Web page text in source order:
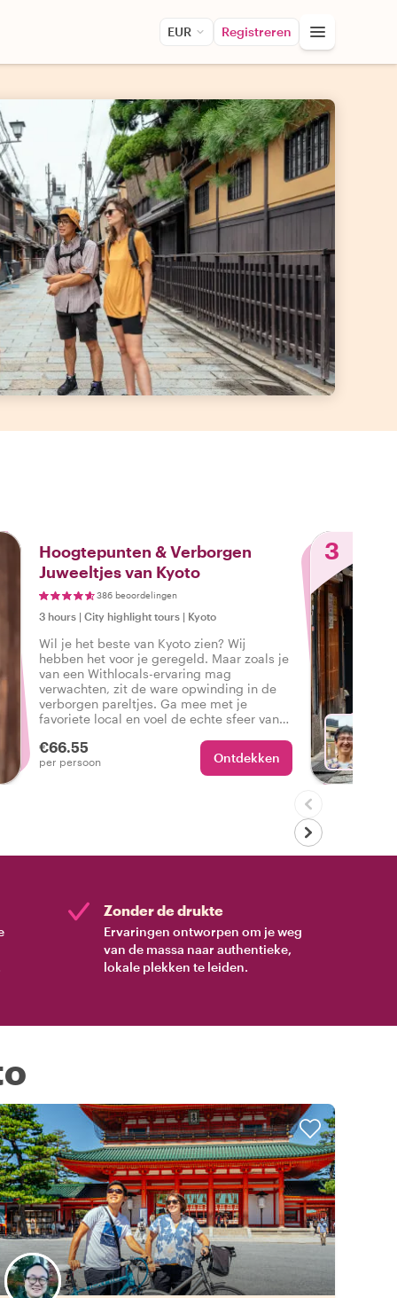
EUR Registreren
Hoogtepunten & Verborgen
Juweeltjes van Kyoto
386 beoordelingen
3 hours | City highlight tours | Kyoto
Wil je het beste van Kyoto zien? Wij
hebben het voor je geregeld. Maar zoals je
van een Withlocals-ervaring mag
verwachten, zit de ware opwinding in de
verborgen pareltjes. Ga mee met je
favoriete local en voel de echte sfeer van
heeft, zodat je kunt zeggen: Ik heb het
echte Kyoto ervaren!
€66.55
per persoon Ontdekken
3
Zonder de drukte
Ervaringen ontworpen om je weg
van de massa naar authentieke,
lokale plekken te leiden.
Kies jouw favoriete local